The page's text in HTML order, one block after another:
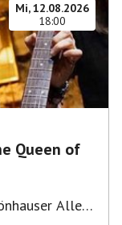
Mi, 12.08.2026
18:00
Queen of
Allee